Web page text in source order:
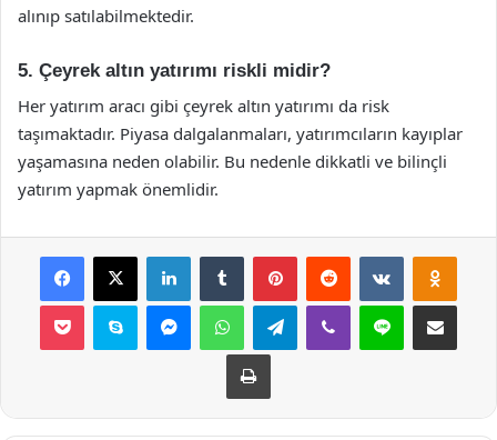
alınıp satılabilmektedir.
5. Çeyrek altın yatırımı riskli midir?
Her yatırım aracı gibi çeyrek altın yatırımı da risk
taşımaktadır. Piyasa dalgalanmaları, yatırımcıların kayıplar
yaşamasına neden olabilir. Bu nedenle dikkatli ve bilinçli
yatırım yapmak önemlidir.
Facebook
X LinkedInTumblr PinterestReddit VKontakte
Pocket Skype MessengerWhatsAppTelegramViber Line E-Posta ile
Yazdır